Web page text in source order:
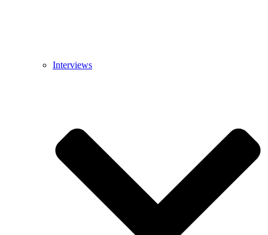
Interviews